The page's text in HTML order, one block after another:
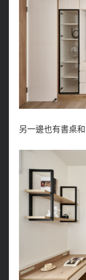
另一邊也有書桌